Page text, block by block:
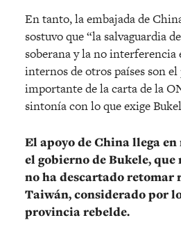
En tanto, la embajada de
sostuvo que “la salvaguardia
soberana y la no interferencia
internos de otros países son
importante de la carta de la
sintonía con lo que exige
El apoyo de China llega
el gobierno de Bukele, que
no ha descartado retomar
Taiwán, considerado por
provincia rebelde.